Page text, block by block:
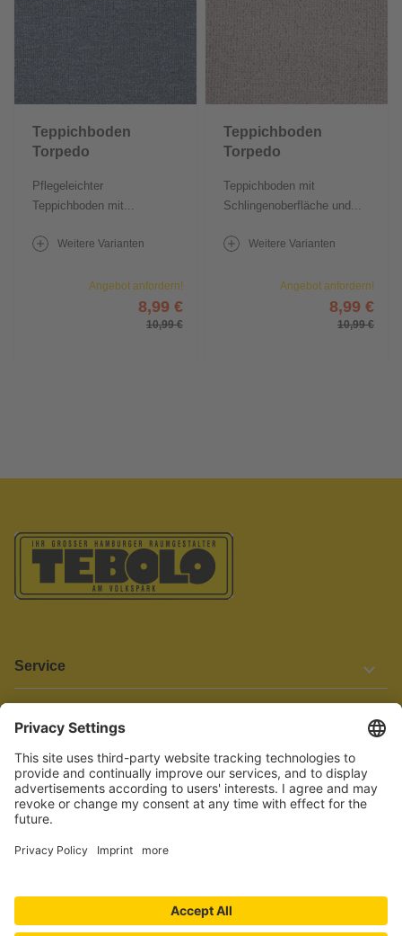
Teppichboden
Torpedo
Pflegeleichter
Teppichboden mit...
Weitere Varianten
Angebot anfordern!
8,99 €
10,99 €
Teppichboden
Torpedo
Teppichboden mit
Schlingenoberfläche und...
Weitere Varianten
Angebot anfordern!
8,99 €
10,99 €
Service
Informationen
Barrierefreiheit
Wir bemühen uns, unsere Website barrierefrei zu gestalten.
Einige Inhalte und Funktionen sind derzeit jedoch noch nicht
vollständig zugänglich. Wenn Sie auf Barrieren stoßen oder Hilfe
benötigen, kontaktieren Sie uns bitte unter service[at]knutzen.de.
Vertrag widerrufen
© 2026 TEBOLO